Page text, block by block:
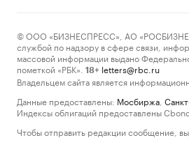
© ООО «БИЗНЕСПРЕСС», АО
службой по надзору в сфере связи,
массовой информации выдано
пометкой «РБК».
18+ letters@rbc.ru
Владельцем сайта является
Данные предоставлены: Мосбиржа
Индексы облигаций предоставлены
Чтобы отправить редакции сообщение,